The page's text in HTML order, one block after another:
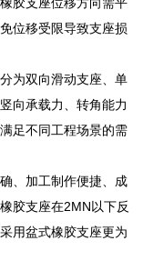
胶支座位移方向需平
位移受限导致支座损
为双向滑动支座、单
向承载力、转角能力
足不同工程场景的需
、加工制作便捷、成
胶支座在2MN以下反
用盆式橡胶支座更为